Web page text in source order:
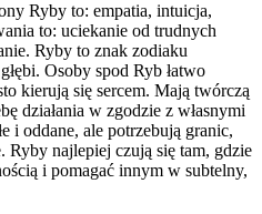
Ryby to: empatia, intuicja,
to: uciekanie od trudnych
Ryby to znak zodiaku
Osoby spod Ryb łatwo
kierują się sercem. Mają twórczą
działania w zgodzie z własnymi
i oddane, ale potrzebują granic,
Ryby najlepiej czują się tam, gdzie
i pomagać innym w subtelny,